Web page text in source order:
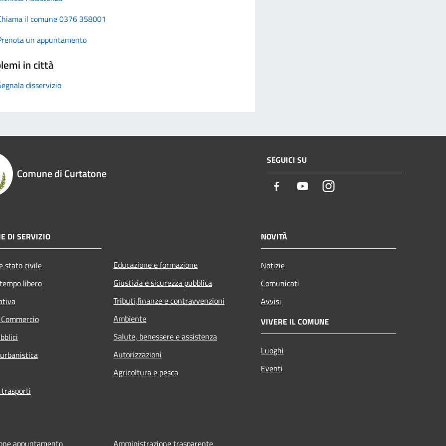
il comune 0376 358001
un appuntamento
in città
disservizio
Comune di Curtatone
SEGUICI SU
Facebook YoutubeInstagram
DI SERVIZIO
stato civile
libero
Educazione e formazione
Giustizia e sicurezza pubblica
Tributi,finanze e contravvenzioni
Ambiente
Salute, benessere e assistenza
Autorizzazioni
Agricoltura e pesca
NOVITÀ
Notizie
Comunicati
Avvisi
VIVERE IL COMUNE
Luoghi
Eventi
appuntamento Amministrazione trasparente